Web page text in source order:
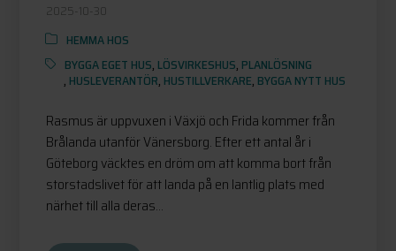
2025-10-30
HEMMA HOS
BYGGA EGET HUS, LÖSVIRKESHUS, PLANLÖSNING
, HUSLEVERANTÖR, HUSTILLVERKARE, BYGGA NYTT HUS
Rasmus är uppvuxen i Växjö och Frida kommer från
Brålanda utanför Vänersborg. Efter ett antal år i
Göteborg väcktes en dröm om att komma bort från
storstadslivet för att landa på en lantlig plats med
närhet till alla deras...